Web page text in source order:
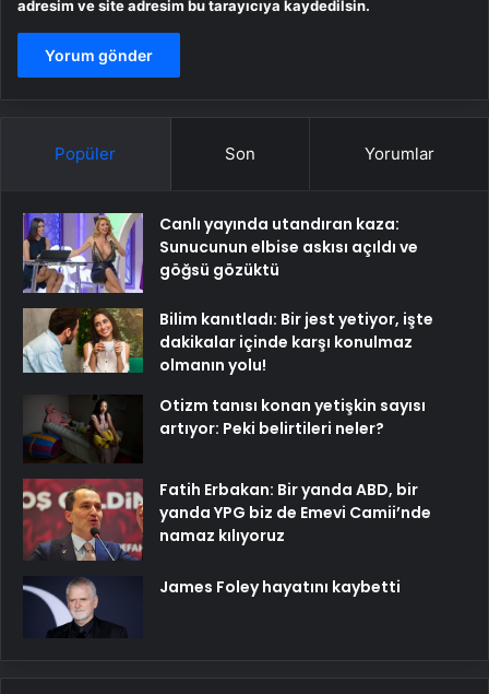
adresim ve site adresim bu tarayıcıya kaydedilsin.
Popüler Son Yorumlar
Canlı yayında utandıran kaza:
Sunucunun elbise askısı açıldı ve
göğsü gözüktü
Bilim kanıtladı: Bir jest yetiyor, işte
dakikalar içinde karşı konulmaz
olmanın yolu!
Otizm tanısı konan yetişkin sayısı
artıyor: Peki belirtileri neler?
Fatih Erbakan: Bir yanda ABD, bir
yanda YPG biz de Emevi Camii’nde
namaz kılıyoruz
James Foley hayatını kaybetti